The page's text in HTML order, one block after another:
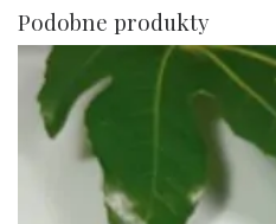
Podobne produkty